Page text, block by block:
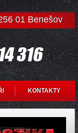
01 Benešov
KONTAKTY